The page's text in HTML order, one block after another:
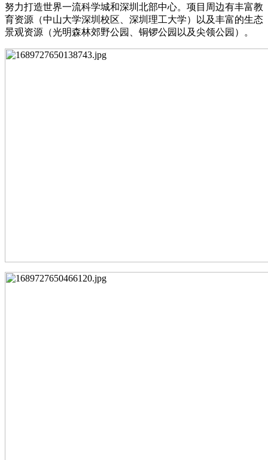
努力打造世界一流科学城和深圳北部中心。项目周边有丰富教
育资源（中山大学深圳校区、深圳理工大学）以及丰富的生态
景观资源（光明森林郊野公园、铜锣公园以及尖领公园）。